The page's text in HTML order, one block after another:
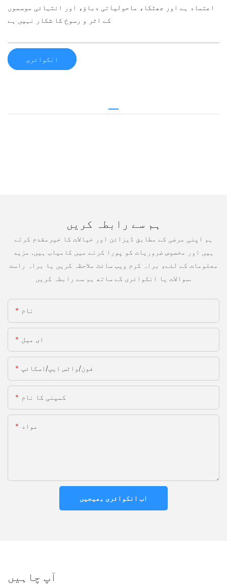
اعتماد ہے اور جھٹکا، ماحولیاتی دباؤ، اور انتہائی موسموں
کے اثر و رسوخ کا شکار نہیں ہے
انکوائری
ہم سے رابطہ کریں
ہم اپنی مرضی کے مطابق ڈیزائن اور خیالات کا خیرمقدم کرتے
ہیں اور مخصوص ضروریات کو پورا کرنے میں کامیاب ہیں. مزید
معلومات کے لئے، براہ کرم ویب سائٹ ملاحظہ کریں یا براہ راست
سوالات یا انکوائری کے ساتھ ہم سے رابطہ کریں.
نام
ای میل
فون/واٹس ایپ/اسکائپ
کمپنی کا نام
مواد
اب انکوائری بھیجیں
آپ چاہیں